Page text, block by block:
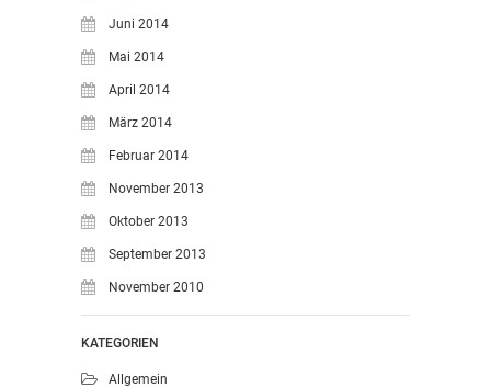
Juni 2014
Mai 2014
April 2014
März 2014
Februar 2014
November 2013
Oktober 2013
September 2013
November 2010
KATEGORIEN
Allgemein